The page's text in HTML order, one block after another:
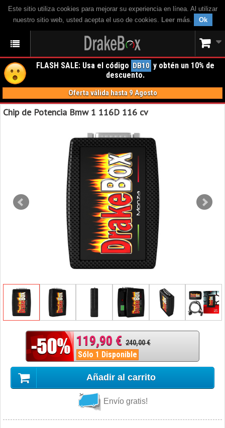
Este sitio utiliza cookies para mejorar su experiencia en línea. Al utilizar
nuestro sitio web, usted acepta el uso de cookies. Leer más. Ok
FLASH SALE: Usa el código DB10 y obtén un 10% de
descuento.
Oferta válida hasta 9 Agosto
Chip de Potencia Bmw 1 116D 116 cv
119,90 € 240,00 €
Sólo 1 Disponible
Añadir al carrito
Envío gratis!